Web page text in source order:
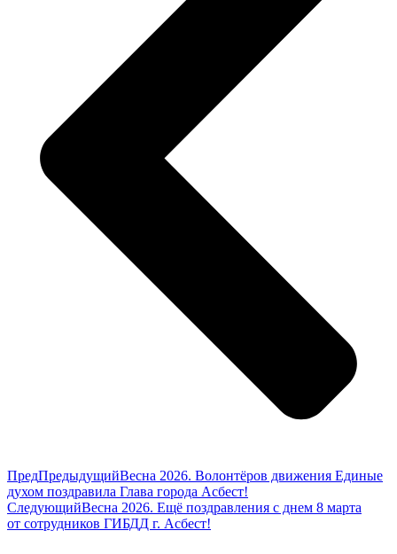
ПредПредыдущийВесна 2026. Волонтёров движения Единые
духом поздравила Глава города Асбест!
СледующийВесна 2026. Ещё поздравления с днем 8 марта
от сотрудников ГИБДД г. Асбест!